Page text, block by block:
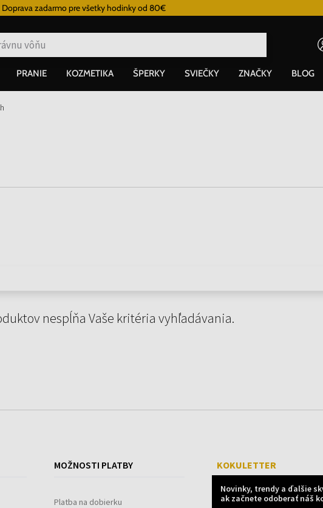
Doprava zadarmo pre všetky hodinky od 80€
PRANIE KOZMETIKA ŠPERKY SVIEČKY ZNAČKY BLOG
nespĺňa Vaše kritéria vyhľadávania.
MOŽNOSTI PLATBY
Platba na dobierku
KOKULETTER
Novinky, trendy a ďalšie
ak začnete odoberať náš